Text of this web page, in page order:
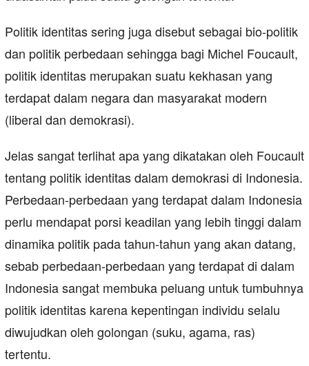
Politik identitas sering juga disebut sebagai bio-politik
dan politik perbedaan sehingga bagi Michel Foucault,
politik identitas merupakan suatu kekhasan yang
terdapat dalam negara dan masyarakat modern
(liberal dan demokrasi).
Jelas sangat terlihat apa yang dikatakan oleh Foucault
tentang politik identitas dalam demokrasi di Indonesia.
Perbedaan-perbedaan yang terdapat dalam Indonesia
perlu mendapat porsi keadilan yang lebih tinggi dalam
dinamika politik pada tahun-tahun yang akan datang,
sebab perbedaan-perbedaan yang terdapat di dalam
Indonesia sangat membuka peluang untuk tumbuhnya
politik identitas karena kepentingan individu selalu
diwujudkan oleh golongan (suku, agama, ras)
tertentu.